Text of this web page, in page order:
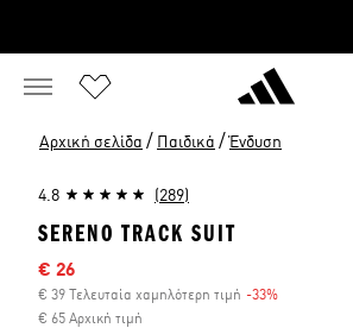
Αρχική σελίδα / Παιδικά / Ένδυση
4.8 (289)
SERENO TRACK SUIT
Τιμή έκπτωσης
€ 26
€ 39 Τελευταία χαμηλότερη τιμή -33%
€ 65 Αρχική τιμή